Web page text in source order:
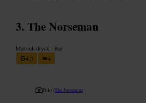
The Norseman
Mat och dryck • Bar
4,3
4
Bild /The Norseman